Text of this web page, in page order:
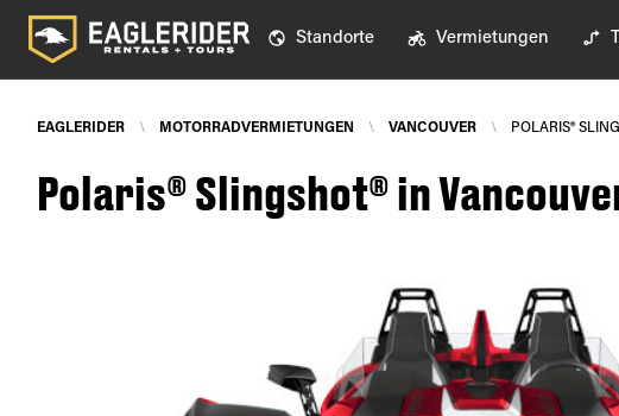
Standorte Vermietungen
EAGLERIDER \ MOTORRADVERMIETUNGEN \ VANCOUVER \ POLARIS®
Polaris® Slingshot® in